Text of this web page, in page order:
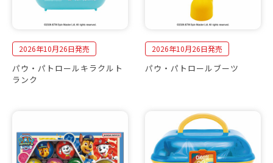
2026年10月26日発売
パウ・パトロールキラクルト
ランク
2026年10月26日発売
パウ・パトロールブーツ